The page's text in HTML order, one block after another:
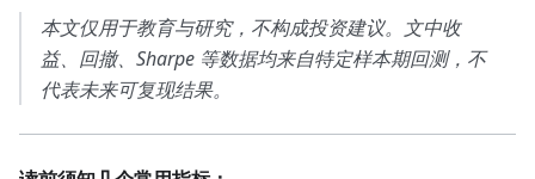
本文仅用于教育与研究，不构成投资建议。文中收
益、回撤、Sharpe 等数据均来自特定样本期回测，不
代表未来可复现结果。